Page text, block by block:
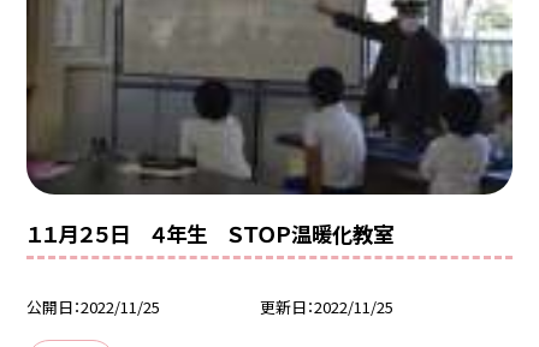
１１月２５日 ４年生 ＳＴＯＰ温暖化教室
公開日 2022/11/25 更新日 2022/11/25